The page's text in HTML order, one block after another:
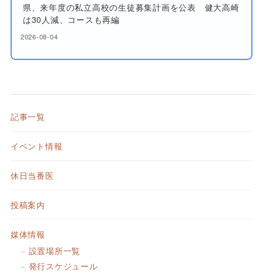
県、来年度の私立高校の生徒募集計画を公表 健大高崎
は30人減、コースも再編
2026-08-04
記事一覧
イベント情報
休日当番医
投稿案内
媒体情報
設置場所一覧
発行スケジュール